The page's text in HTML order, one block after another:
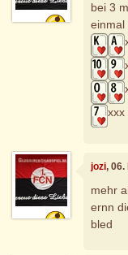
bei 3
einmal
xxx
jozi, 06.
mehr
ernn
bled